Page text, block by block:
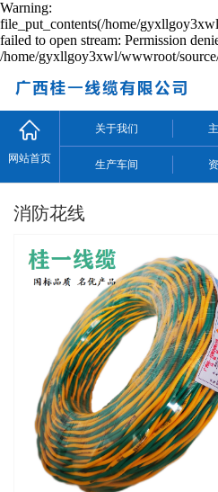
Warning:
file_put_contents(/home/
failed to open stream: Permission
/home/gyxllgoy3xwl/wwwroot/
网站首页
关于我们
生产车间
消防花线